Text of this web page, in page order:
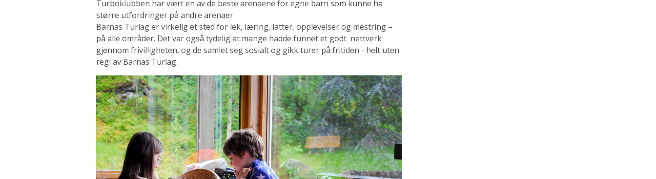
Turboklubben har vært en av de beste arenaene for egne barn som kunne ha
større utfordringer på andre arenaer.
Barnas Turlag er virkelig et sted for lek, læring, latter, opplevelser og mestring –
på alle områder. Det var også tydelig at mange hadde funnet et godt nettverk
gjennom frivilligheten, og de samlet seg sosialt og gikk turer på fritiden - helt uten
regi av Barnas Turlag.